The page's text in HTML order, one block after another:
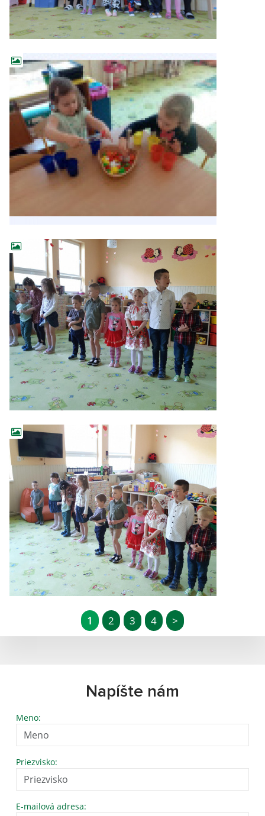
1 2 3 4 >
Napíšte nám
Meno:
Priezvisko:
E-mailová adresa: